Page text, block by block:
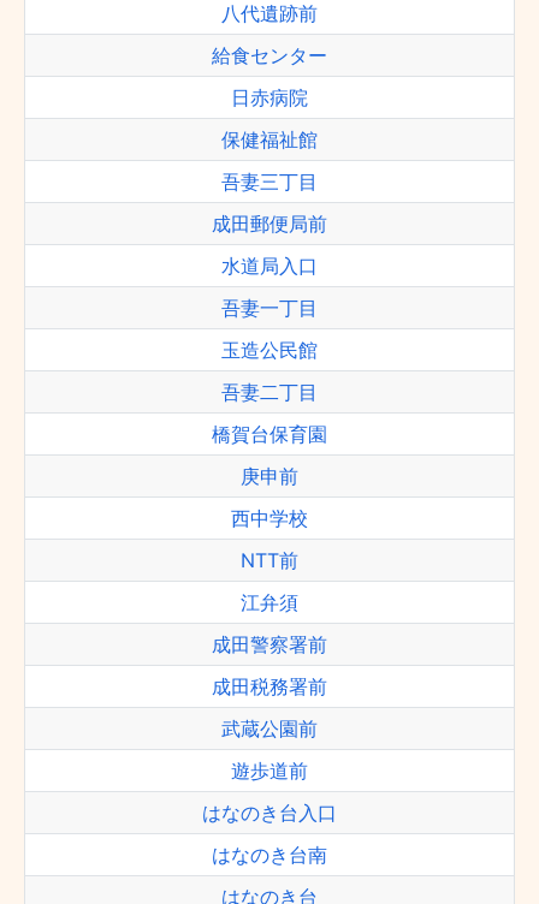
八代遺跡前
給食センター
日赤病院
保健福祉館
吾妻三丁目
成田郵便局前
水道局入口
吾妻一丁目
玉造公民館
吾妻二丁目
橋賀台保育園
庚申前
西中学校
NTT前
江弁須
成田警察署前
成田税務署前
武蔵公園前
遊歩道前
はなのき台入口
はなのき台南
はなのき台